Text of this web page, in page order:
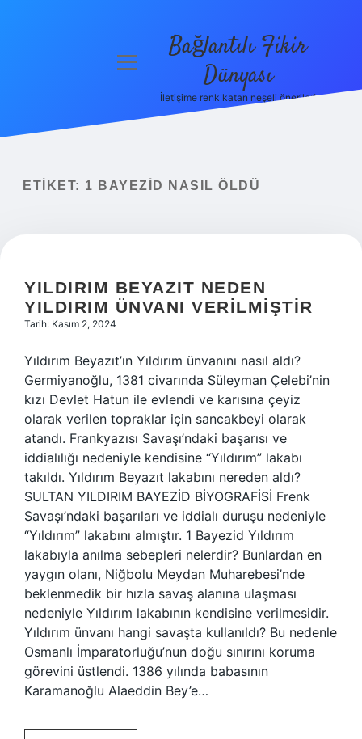
menüyü
Bağlantılı Fikir
Dünyası
İletişime renk katan neşeli öneriler!
ETIKET: 1 BAYEZID NASIL ÖLDÜ
YILDIRIM BEYAZIT NEDEN
YILDIRIM ÜNVANI VERILMIŞTIR
Tarih: Kasım 2, 2024
Yıldırım Beyazıt’ın Yıldırım ünvanını nasıl aldı?
Germiyanoğlu, 1381 civarında Süleyman Çelebi’nin
kızı Devlet Hatun ile evlendi ve karısına çeyiz
olarak verilen topraklar için sancakbeyi olarak
atandı. Frankyazısı Savaşı’ndaki başarısı ve
iddialılığı nedeniyle kendisine “Yıldırım” lakabı
takıldı. Yıldırım Beyazıt lakabını nereden aldı?
SULTAN YILDIRIM BAYEZİD BİYOGRAFİSİ Frenk
Savaşı’ndaki başarıları ve iddialı duruşu nedeniyle
“Yıldırım” lakabını almıştır. 1 Bayezid Yıldırım
lakabıyla anılma sebepleri nelerdir? Bunlardan en
yaygın olanı, Niğbolu Meydan Muharebesi’nde
beklenmedik bir hızla savaş alanına ulaşması
nedeniyle Yıldırım lakabının kendisine verilmesidir.
Yıldırım ünvanı hangi savaşta kullanıldı? Bu nedenle
Osmanlı İmparatorluğu’nun doğu sınırını koruma
görevini üstlendi. 1386 yılında babasının
Karamanoğlu Alaeddin Bey’e…